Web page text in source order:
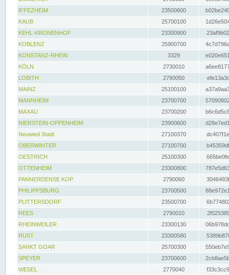
IFFEZHEIM
23500600
KAUB
25700100
KEHL-KRONENHOF
23300900
KOBLENZ
25900700
KONSTANZ-RHEIN
3329
KÖLN
2730010
LOBITH
2790050
MAINZ
25100100
MANNHEIM
23700700
MAXAU
23700200
NIERSTEIN-OPPENHEIM
23900600
Neuwied Stadt
27100370
OBERWINTER
27100700
OESTRICH
25100300
OTTENHEIM
23300800
PANNERDENSE KOP
2790060
PHILIPPSBURG
23700500
PLITTERSDORF
23500700
REES
2790010
RHEINWEILER
23300130
RUST
23300580
SANKT GOAR
25700300
SPEYER
23700600
WESEL
2770040